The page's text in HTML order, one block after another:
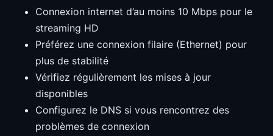
Connexion internet d’au moins 10 Mbps pour le
streaming HD
Préférez une connexion filaire (Ethernet) pour
plus de stabilité
Vérifiez régulièrement les mises à jour
disponibles
Configurez le DNS si vous rencontrez des
problèmes de connexion